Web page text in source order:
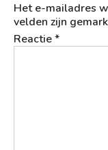
Het e-mailadres
velden zijn
Reactie*